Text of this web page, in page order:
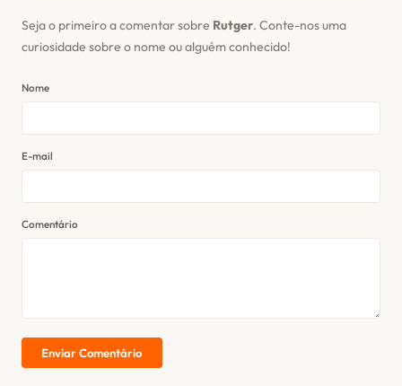
Seja o primeiro a comentar sobre Rutger. Conte-nos uma
curiosidade sobre o nome ou alguém conhecido!
Nome
E-mail
Comentário
Enviar Comentário